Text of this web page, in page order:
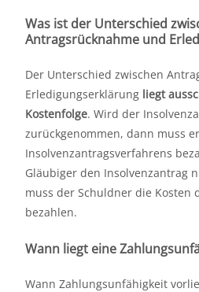
Was ist der Unterschied
Antragsrücknahme und
Der Unterschied zwischen
Erledigungserklärung liegt
Kostenfolge. Wird der
zurückgenommen, dann muss
Insolvenzantragsverfahrens
Gläubiger den Insolvenzantrag
muss der Schuldner die Kosten
bezahlen.
Wann liegt eine
Wann Zahlungsunfähigkeit